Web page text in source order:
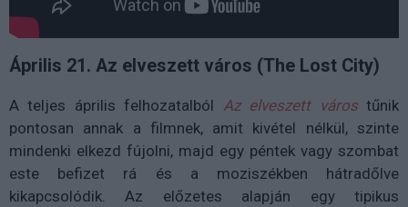
Április 21. Az elveszett város (The Lost City)
A teljes április felhozatalból Az elveszett várostűnik
pontosan annak a filmnek, amit kivétel nélkül, szinte
mindenki elkezd fújolni, majd egy péntek vagy szombat
este befizet rá és a moziszékben hátradőlve
kikapcsolódik. Az előzetes alapján egy tipikus